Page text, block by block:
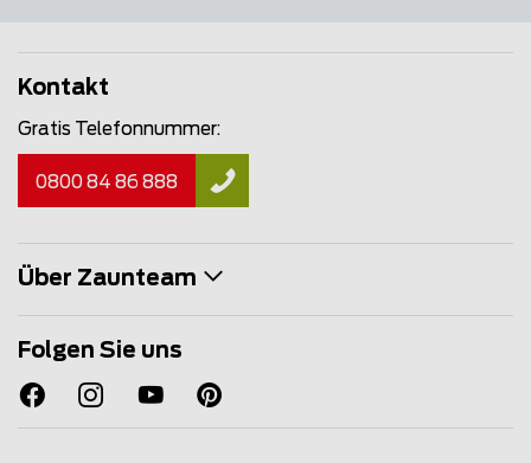
Kontakt
Gratis Telefonnummer:
0800 84 86 888
Über Zaunteam
Folgen Sie uns